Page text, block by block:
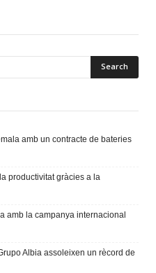
amb un contracte de bateries
productivitat gràcies a la
amb la campanya internacional
Albia assoleixen un rècord de